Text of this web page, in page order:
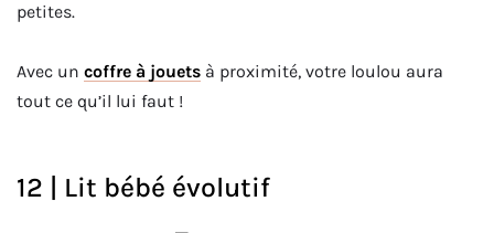
petites.
Avec un coffre à jouets à proximité, votre loulou aura
tout ce qu’il lui faut !
12 | Lit bébé évolutif